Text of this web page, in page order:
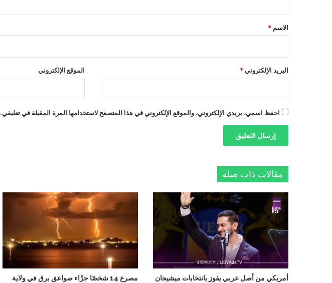
*
الاسم *
البريد الإلكتروني * الموقع الإلكتروني
احفظ اسمي، بريدي الإلكتروني، والموقع الإلكتروني في هذا المتصفح لاستخدامها المرة المقبلة في تعليقي.
مقالات ذات صلة
أمربكي من أصل عربي يفوز بانتخابات ميشيجان
مصرع 14 شخصًا جرَّاء صواعق برق في ولاية